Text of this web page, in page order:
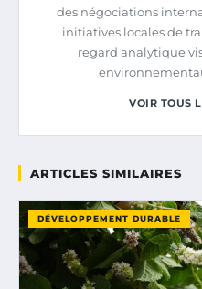
des négociations
initiatives locales de
regard analytique
VOIR TOUS
ARTICLES SIMILAIRES
DÉVELOPPEMENT DURABLE